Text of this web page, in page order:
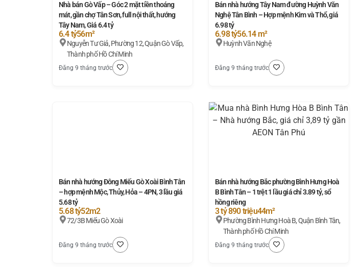
Nhà bán Gò Vấp – Góc 2 mặt tiền thoáng
mát, gần chợ Tân Sơn, full nội thất, hướng
Tây Nam, Giá 6.4 tỷ
6.4 tỷ56m²
Nguyễn Tư Giả, Phường 12, Quận Gò Vấp,
Thành phố Hồ Chí Minh
Đăng 9 tháng trước
Bán nhà hướng Tây Nam đường Huỳnh Văn
Nghệ Tân Bình – Hợp mệnh Kim và Thổ, giá
6.98 tỷ
6.98 tỷ56.14 m²
Huỳnh Văn Nghệ
Đăng 9 tháng trước
Bán nhà hướng Đông Miếu Gò Xoài Bình Tân
– hợp mệnh Mộc, Thủy, Hỏa – 4PN, 3 lầu giá
5.68 tỷ
5.68 tỷ52m2
72/3B Miếu Gò Xoài
Đăng 9 tháng trước
Bán nhà hướng Bắc phường Bình Hưng Hoà
B Bình Tân – 1 trệt 1 lầu giá chỉ 3.89 tỷ, sổ
hồng riêng
3 tỷ 890 triệu44m²
Phường Bình Hưng Hoà B, Quận Bình Tân,
Thành phố Hồ Chí Minh
Đăng 9 tháng trước